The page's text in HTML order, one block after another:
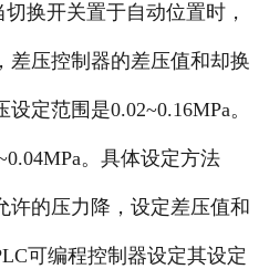
开关置于自动位置时，
差压控制器的差压值和却换
定范围是0.02~0.16MPa。
。具体设定方法
许的压力降，设定差压值和
可编程控制器设定其设定